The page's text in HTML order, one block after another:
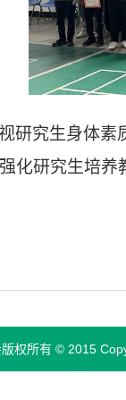
研究生身体素
化研究生培
权所有 © 2015